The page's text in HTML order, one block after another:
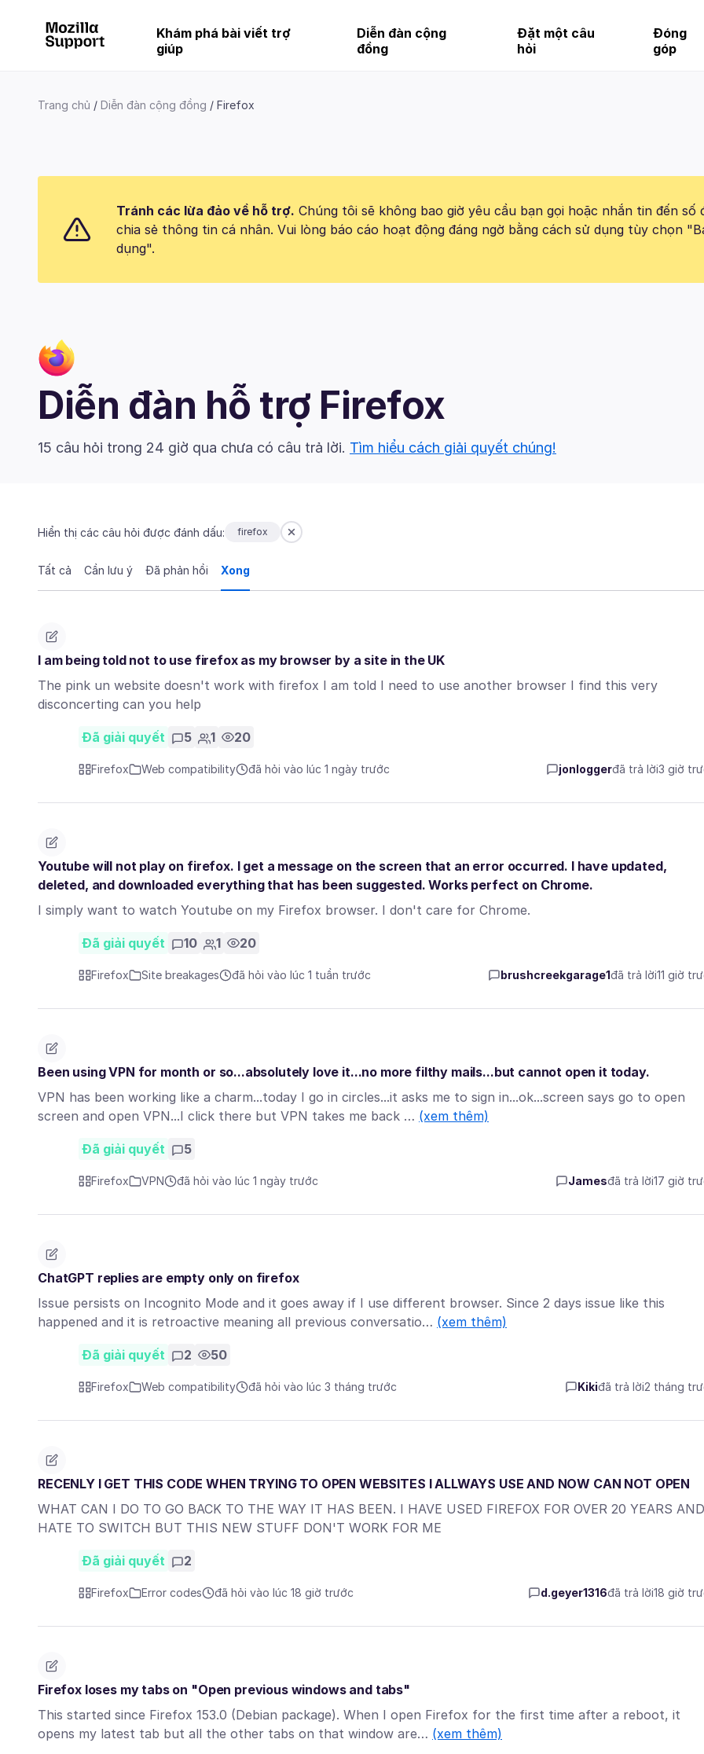
Khám phá bài viết trợ
giúp
Diễn đàn cộng
đồng
Đặt một câu
hỏi
Đóng
góp
Trang chủ Diễn đàn cộng đồng Firefox
Tránh các lừa đảo về hỗ trợ. Chúng tôi sẽ không bao giờ yêu cầu bạn gọi hoặc nhắn tin đến số
chia sẻ thông tin cá nhân. Vui lòng báo cáo hoạt động đáng ngờ bằng cách sử dụng tùy chọn
dụng".
Diễn đàn hỗ trợ Firefox
15 câu hỏi trong 24 giờ qua chưa có câu trả lời. Tìm hiểu cách giải quyết chúng!
Hiển thị các câu hỏi được đánh dấu: firefox
Tất cả Cần lưu ý Đã phản hồi Xong
I am being told not to use firefox as my browser by a site in the UK
The pink un website doesn't work with firefox I am told I need to use another browser I find this very
disconcerting can you help
Đã giải quyết 5 1 20
Firefox Web compatibility đã hỏi vào lúc 1 ngày trước jonloggerđã trả lời3 giờ
Youtube will not play on firefox. I get a message on the screen that an error occurred. I have updated,
deleted, and downloaded everything that has been suggested. Works perfect on Chrome.
I simply want to watch Youtube on my Firefox browser. I don't care for Chrome.
Đã giải quyết 10 1 20
Firefox Site breakages đã hỏi vào lúc 1 tuần trước brushcreekgarage1đã trả lời11 giờ
Been using VPN for month or so...absolutely love it...no more filthy mails...but cannot open it today.
VPN has been working like a charm...today I go in circles...it asks me to sign in...ok...screen says go to open
screen and open VPN...I click there but VPN takes me back … (xem thêm)
Đã giải quyết 5
Firefox VPN đã hỏi vào lúc 1 ngày trước Jamesđã trả lời17 giờ
ChatGPT replies are empty only on firefox
Issue persists on Incognito Mode and it goes away if I use different browser. Since 2 days issue like this
happened and it is retroactive meaning all previous conversatio… (xem thêm)
Đã giải quyết 2 50
Firefox Web compatibility đã hỏi vào lúc 3 tháng trước Kikiđã trả lời2 tháng
RECENLY I GET THIS CODE WHEN TRYING TO OPEN WEBSITES I ALLWAYS USE AND NOW CAN NOT OPEN
WHAT CAN I DO TO GO BACK TO THE WAY IT HAS BEEN. I HAVE USED FIREFOX FOR OVER 20 YEARS AND
HATE TO SWITCH BUT THIS NEW STUFF DON'T WORK FOR ME
Đã giải quyết 2
Firefox Error codes đã hỏi vào lúc 18 giờ trước d.geyer1316đã trả lời18 giờ
Firefox loses my tabs on "Open previous windows and tabs"
This started since Firefox 153.0 (Debian package). When I open Firefox for the first time after a reboot, it
opens my latest tab but all the other tabs on that window are… (xem thêm)